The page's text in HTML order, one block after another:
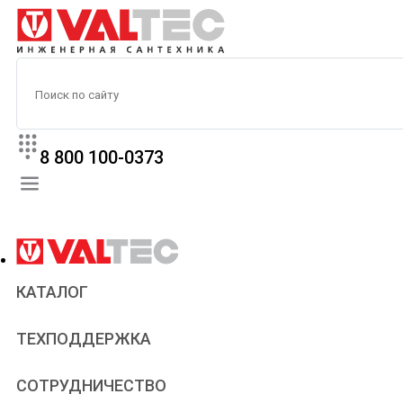
8 800 100-0373
КАТАЛОГ
ТЕХПОДДЕРЖКА
Паспорта и сертификаты
Статьи
СОТРУДНИЧЕСТВО
Сантехникам